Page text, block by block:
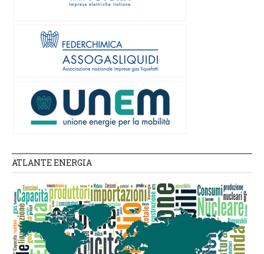
ATLANTE ENERGIA